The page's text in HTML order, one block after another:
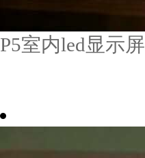
P5室内led显示屏